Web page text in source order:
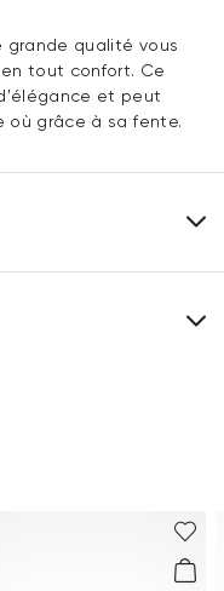
grande qualité vous
tout confort. Ce
et peut
où grâce à sa fente.
sujet dans la section